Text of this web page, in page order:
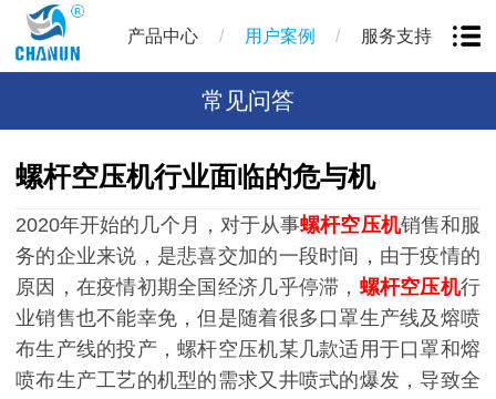
产品中心 / 用户案例 / 服务支持
常见问答
螺杆空压机行业面临的危与机
2020年开始的几个月，对于从事螺杆空压机销售和服
务的企业来说，是悲喜交加的一段时间，由于疫情的
原因，在疫情初期全国经济几乎停滞， 螺杆空压机行
业销售也不能幸免，但是随着很多口罩生产线及熔喷
布生产线的投产，螺杆空压机某几款适用于口罩和熔
喷布生产工艺的机型的需求又井喷式的爆发，导致全